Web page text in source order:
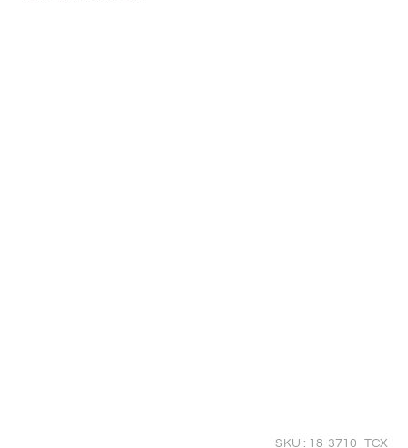
SKU : 18-3710_TCX